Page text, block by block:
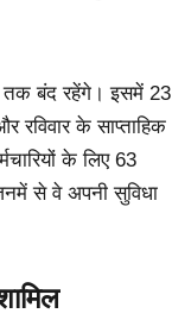
तक बंद रहेंगे। इसमें 23
रविवार के साप्ताहिक
के लिए 63
से वे अपनी सुविधा